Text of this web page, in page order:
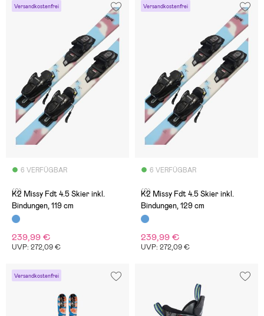
Versandkostenfrei
6 VERFÜGBAR
(0)
K2 Missy Fdt 4.5 Skier inkl.
Bindungen, 119 cm
239,99 €
UVP: 272,09 €
Versandkostenfrei
6 VERFÜGBAR
(0)
K2 Missy Fdt 4.5 Skier inkl.
Bindungen, 129 cm
239,99 €
UVP: 272,09 €
Versandkostenfrei